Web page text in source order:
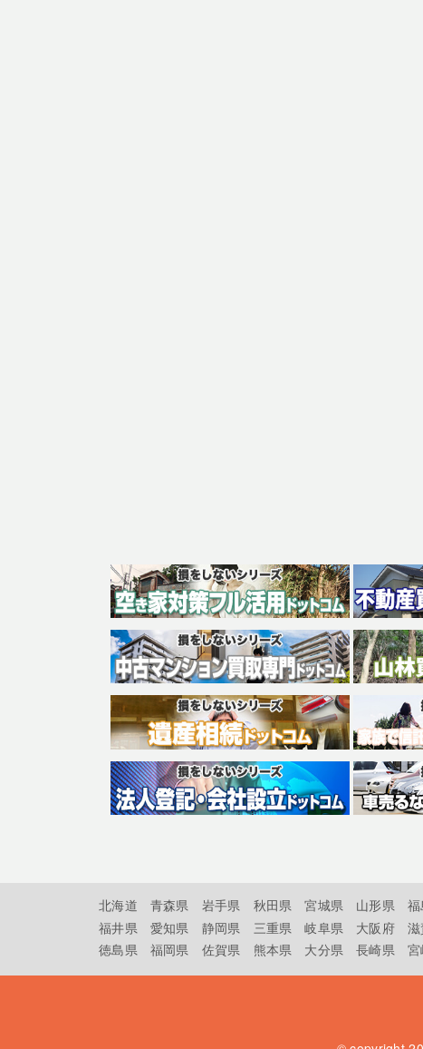
北海道 青森県 岩手県 秋田県 宮城県 山形県
福井県
愛知県 静岡県 三重県 岐阜県 大阪府
徳島県
福岡県 佐賀県 熊本県 大分県 長崎県